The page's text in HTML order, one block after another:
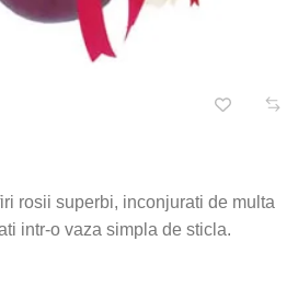
rosii superbi, inconjurati de multa
intr-o vaza simpla de sticla.